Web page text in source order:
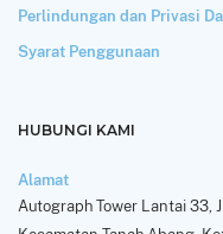
Perlindungan dan Privasi
Syarat Penggunaan
HUBUNGI KAMI
Alamat
Autograph Tower Lantai 33,